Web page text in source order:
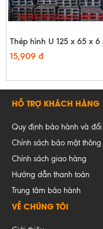
Thép hình U 125 x 65 x 6
15,909 đ
HỖ TRỢ KHÁCH HÀNG
Quy định bảo hành và đổi
Chính sách bảo mật thông
Chính sách giao hàng
Hướng dẫn thanh toán
Trung tâm bảo hành
VỀ CHÚNG TÔI